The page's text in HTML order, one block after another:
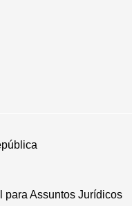
para Assuntos Jurídicos